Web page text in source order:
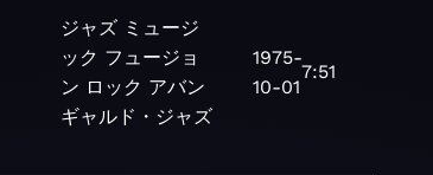
ジャズ ミュージ
ック フュージョ
ン ロック アバン
ギャルド・ジャズ
1975-
10-01
7:51